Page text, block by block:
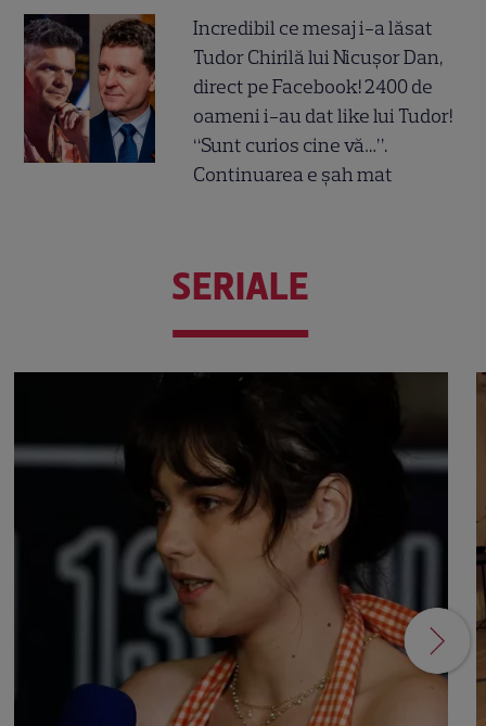
Incredibil ce mesaj i-a lăsat
Tudor Chirilă lui Nicușor Dan,
direct pe Facebook! 2400 de
oameni i-au dat like lui Tudor!
“Sunt curios cine vă…”.
Continuarea e șah mat
SERIALE